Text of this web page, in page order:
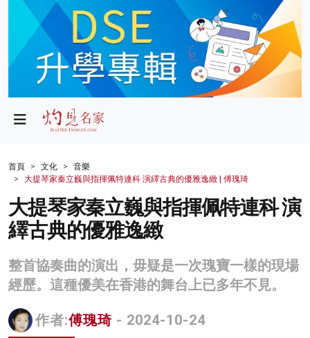
政局
財經
生活
健康
商業
科技
名家榜
首頁 文化
音樂
大提琴家秦立巍與指揮佩特連科 演繹古典的優雅逸緻 | 傅瑰琦
大提琴家秦立巍與指揮佩特連科 演
繹古典的優雅逸緻
整首協奏曲的演出，毋疑是一次瑰寶一樣的現場
經歷。這種優美在香港的舞台上已多年不見。
作者:傅瑰琦 - 2024-10-24